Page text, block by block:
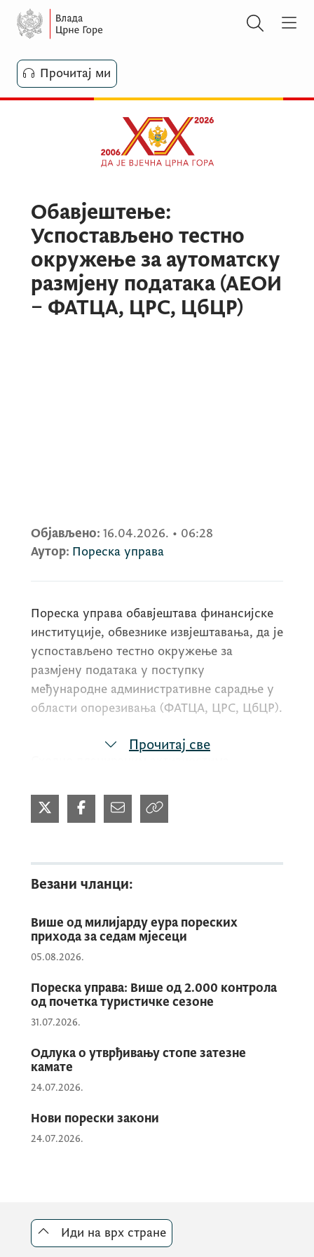
Прочитај ми
Обавјештење:
Успостављено тестно
окружење за аутоматску
размјену података (АЕОИ
– ФАТЦА, ЦРС, ЦбЦР)
Објављено: 16.04.2026. • 06:28
Аутор: Пореска управа
Пореска управа обавјештава финансијске
институције, обвезнике извјештавања, да је
успостављено тестно окружење за
размјену података у поступку
међународне административне сарадње у
области опорезивања (ФАТЦА, ЦРС, ЦбЦР).
уважавајући важеће смјернице Пореске
управе Сједињених Америчких Држава
започнете с тестирањем размјене ФАТЦА и
У оквиру тестне фазе потребно је:
успоставити техничку повезаност с
спровести валидацију XМЛ датотека
сходно важећим XСД схемама,
садржајне неправилности.
пп.таx.гов.ме/аеои-еxт/
Прочитај све
Везани чланци:
Више од милијарду еура пореских
прихода за седам мјесеци
05.08.2026.
Пореска управа: Више од 2.000 контрола
од почетка туристичке сезоне
31.07.2026.
Одлука о утврђивању стопе затезне
камате
24.07.2026.
Нови порески закони
24.07.2026.
Иди на врх стране